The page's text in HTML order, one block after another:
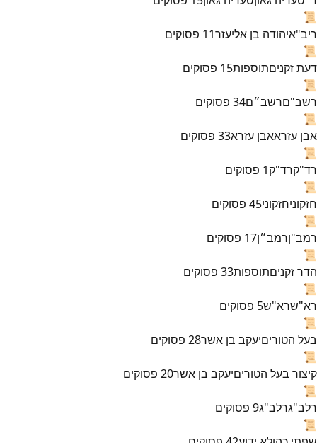
📜
ריב"איהודה בן אליעזר11 פסוקים
📜
דעת זקניםתוספות15 פסוקים
📜
רשב"םרשב״ם34 פסוקים
📜
אבן עזראאבן עזרא33 פסוקים
📜
רד"קרד"ק1 פסוקים
📜
חזקוניחזקוני45 פסוקים
📜
רמב"ןרמב״ן17 פסוקים
📜
הדר זקניםתוספות33 פסוקים
📜
רא"שרא"ש5 פסוקים
📜
בעל הטוריםיעקב בן אשר28 פסוקים
📜
קיצור בעל הטוריםיעקב בן אשר20 פסוקים
📜
רלב"גרלב"ג9 פסוקים
📜